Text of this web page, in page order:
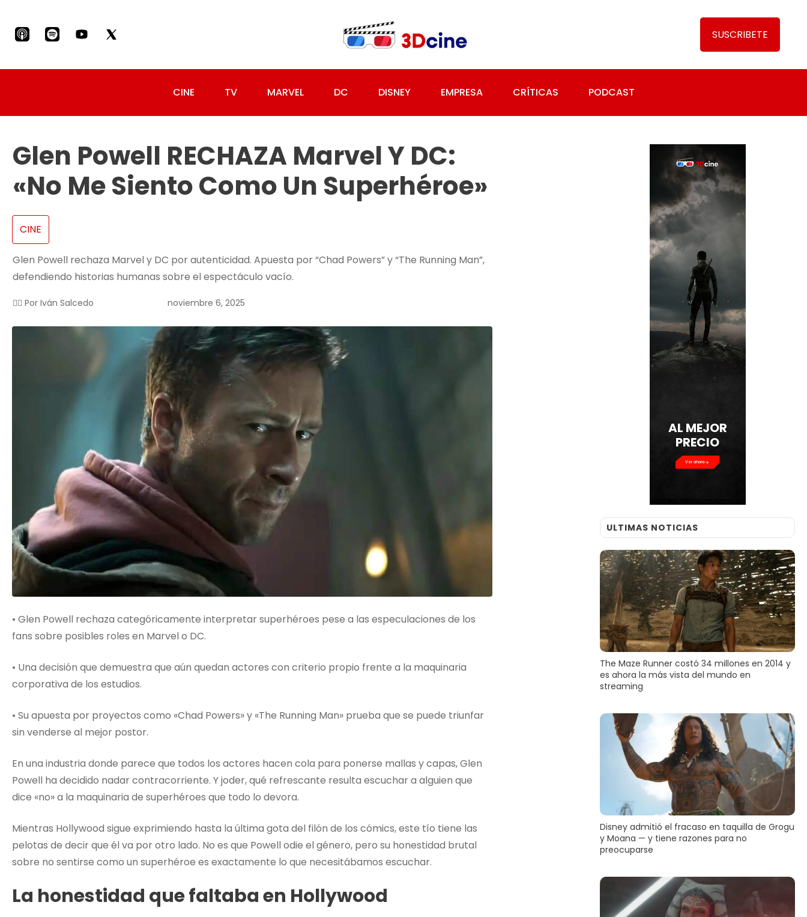
SUSCRIBETE
CINE TV MARVEL DC DISNEY EMPRESA CRÍTICAS PODCAST
Glen Powell RECHAZA Marvel Y DC:
«No Me Siento Como Un Superhéroe»
CINE
Glen Powell rechaza Marvel y DC por autenticidad. Apuesta por “Chad Powers” y “The Running Man”,
defendiendo historias humanas sobre el espectáculo vacío.
✍🏻 Por Iván Salcedo noviembre 6, 2025
• Glen Powell rechaza categóricamente interpretar superhéroes pese a las especulaciones de los
fans sobre posibles roles en Marvel o DC.
• Una decisión que demuestra que aún quedan actores con criterio propio frente a la maquinaria
corporativa de los estudios.
• Su apuesta por proyectos como «Chad Powers» y «The Running Man» prueba que se puede triunfar
sin venderse al mejor postor.
En una industria donde parece que todos los actores hacen cola para ponerse mallas y capas, Glen
Powell ha decidido nadar contracorriente. Y joder, qué refrescante resulta escuchar a alguien que
dice «no» a la maquinaria de superhéroes que todo lo devora.
Mientras Hollywood sigue exprimiendo hasta la última gota del filón de los cómics, este tío tiene las
pelotas de decir que él va por otro lado. No es que Powell odie el género, pero su honestidad brutal
sobre no sentirse como un superhéroe es exactamente lo que necesitábamos escuchar.
La honestidad que faltaba en Hollywood
AL MEJOR
PRECIO
ULTIMAS NOTICIAS
The Maze Runner costó 34 millones en 2014 y
es ahora la más vista del mundo en
streaming
Disney admitió el fracaso en taquilla de Grogu
y Moana — y tiene razones para no
preocuparse